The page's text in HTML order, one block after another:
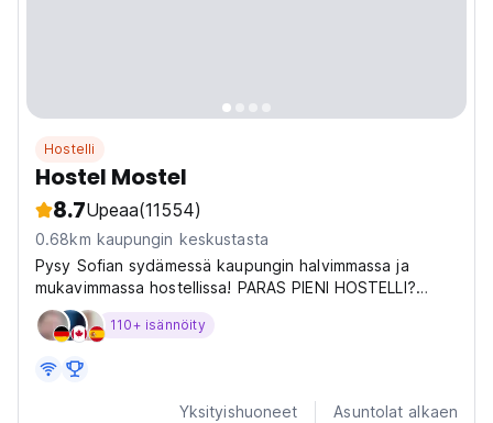
Hostelli
Hostel Mostel
8.7Upeaa(11554)
0.68km kaupungin keskustasta
Pysy Sofian sydämessä kaupungin halvimmassa ja
mukavimmassa hostellissa! PARAS PIENI HOSTELLI?
2006 by Hostelworld asiakkaille on ainutlaatuinen
kokoonpano täysin kunnostettu 19th
110+ isännöity
Yksityishuoneet Asuntolat alkaen